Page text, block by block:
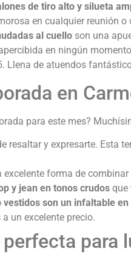
de tiro alto y silueta
en cualquier reunión o
al cuello son una
en ningún
Llena de atuendos
en
para este mes?
resaltar y expresarte. Esta
excelente forma de
y jean en tonos crudos que
vestidos son un infaltable
un excelente precio.
para